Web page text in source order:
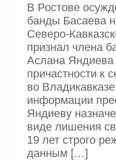
В Ростове
банды Басаева
Северо-
признал члена
Аслана
причастности к
во
информации
Яндиеву
виде лишения
19 лет строго
данным […]